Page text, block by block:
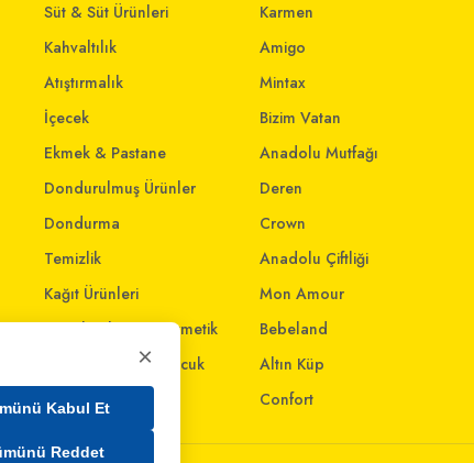
Süt & Süt Ürünleri
Kahvaltılık
Atıştırmalık
İçecek
Ekmek & Pastane
Dondurulmuş Ürünler
Dondurma
Temizlik
Kağıt Ürünleri
Kişisel Bakım & Kozmetik
Anne - Bebek & Çocuk
Oyuncak
Karmen
Amigo
Mintax
Bizim Vatan
Anadolu Mutfağı
Deren
Crown
Anadolu Çiftliği
Mon Amour
Bebeland
Altın Küp
Confort
×
Kabul Et
Reddet